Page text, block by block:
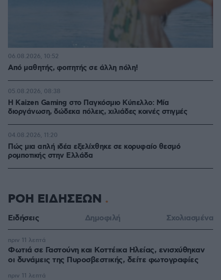
Από μαθητής, φοιτητής σε άλλη πόλη!
06.08.2026, 10:52
H Kaizen Gaming στο Παγκόσμιο Kύπελλο: Μία
διοργάνωση, δώδεκα πόλεις, χιλιάδες κοινές στιγμές
05.08.2026, 08:38
Πώς μια απλή ιδέα εξελίχθηκε σε κορυφαίο θεσμό
ρομποτικής στην Ελλάδα
04.08.2026, 11:20
ΡΟΗ ΕΙΔΗΣΕΩΝ
Ειδήσεις Δημοφιλή Σχολιασμένα
Φωτιά σε Γαστούνη και Κοττέικα Ηλείας, ενισχύθηκαν
οι δυνάμεις της Πυροσβεστικής, δείτε φωτογραφίες
πριν 11 λεπτά
πριν 11 λεπτά